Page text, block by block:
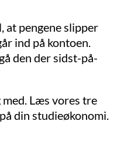
at pengene slipper
ind på kontoen.
den der sidst-på-
Læs vores tre
din studieøkonomi.